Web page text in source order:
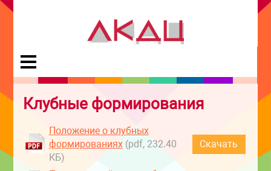
Клубные формирования
Положение о клубных
формированиях (pdf, 232.40
КБ)
Скачать